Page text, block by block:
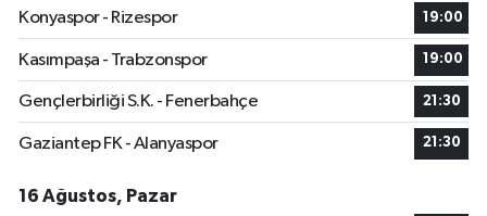
Konyaspor - Rizespor 19:00
Kasımpaşa - Trabzonspor 19:00
Gençlerbirliği S.K. - Fenerbahçe 21:30
Gaziantep FK - Alanyaspor 21:30
16 Ağustos, Pazar